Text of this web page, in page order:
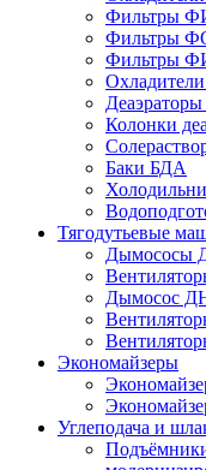
Фильтры
Фильтры
Фильтры
Колонки
Баки БДА
Тягодутьевые
Дымососы
Дымосос
Экономайзеры
Углеподача и